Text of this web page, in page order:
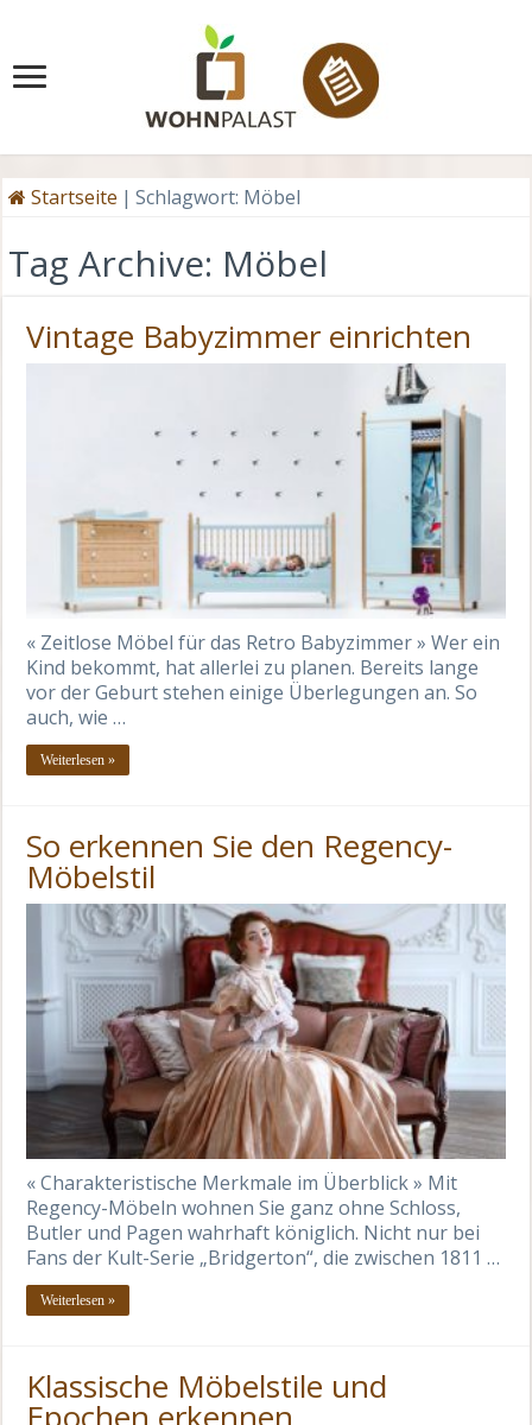
Startseite | Schlagwort: Möbel
Tag Archive: Möbel
Vintage Babyzimmer einrichten
« Zeitlose Möbel für das Retro Babyzimmer » Wer ein
Kind bekommt, hat allerlei zu planen. Bereits lange
vor der Geburt stehen einige Überlegungen an. So
auch, wie …
Weiterlesen »
So erkennen Sie den Regency-
Möbelstil
« Charakteristische Merkmale im Überblick » Mit
Regency-Möbeln wohnen Sie ganz ohne Schloss,
Butler und Pagen wahrhaft königlich. Nicht nur bei
Fans der Kult-Serie „Bridgerton“, die zwischen 1811 …
Weiterlesen »
Klassische Möbelstile und
Epochen erkennen